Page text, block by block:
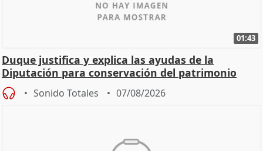
01:43
Duque justifica y explica las ayudas de la
Diputación para conservación del patrimonio
Sonido Totales 07/08/2026